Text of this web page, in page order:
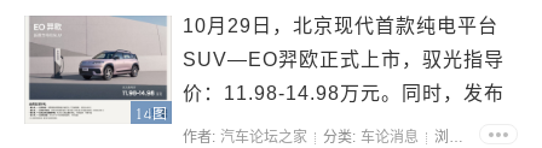
14图
10月29日，北京现代首款纯电平台
SUV—EO羿欧正式上市，驭光指导
价：11.98-14.98万元。同时，发布
会也公布了EO羿欧“送充电桩”、“送0
作者: 汽车论坛之家 分类: 车论消息 浏览:59636